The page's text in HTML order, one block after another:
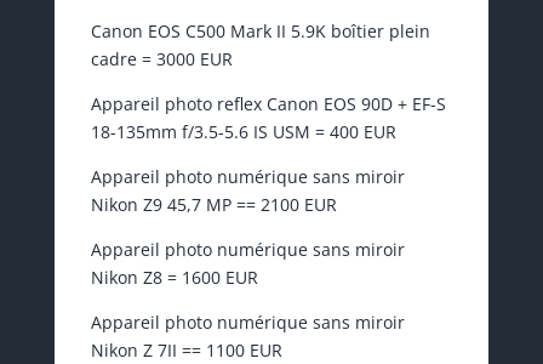
Canon EOS C500 Mark II 5.9K boîtier plein
cadre = 3000 EUR
Appareil photo reflex Canon EOS 90D + EF-S
18-135mm f/3.5-5.6 IS USM = 400 EUR
Appareil photo numérique sans miroir
Nikon Z9 45,7 MP == 2100 EUR
Appareil photo numérique sans miroir
Nikon Z8 = 1600 EUR
Appareil photo numérique sans miroir
Nikon Z 7II == 1100 EUR